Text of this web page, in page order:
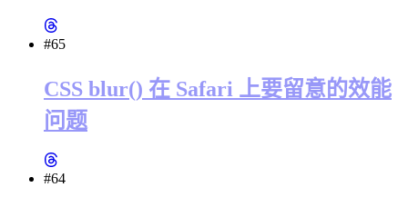
#65
CSS blur() 在 Safari 上要留意的效能
问题
#64